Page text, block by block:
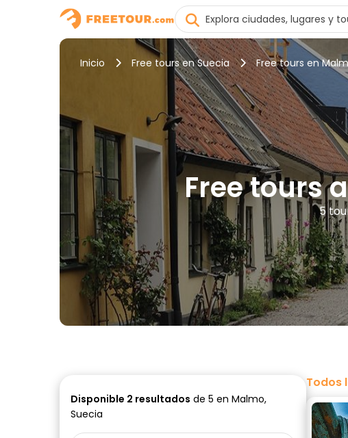
Inicio Free tours en Suecia Free tours en
Free tours
5
Disponible 2 resultados de 5 en Malmo,
Suecia
Todos